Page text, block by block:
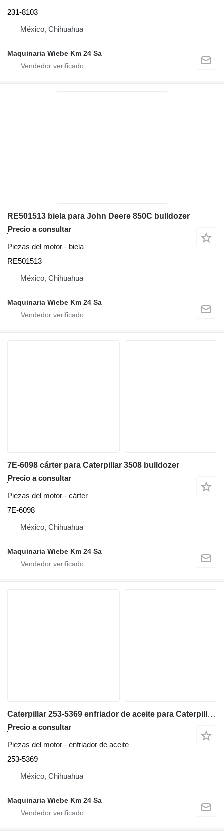
231-8103
México, Chihuahua
Maquinaria Wiebe Km 24 Sa
RE501513 biela para John Deere 850C bulldozer
Precio a consultar
Piezas del motor - biela
RE501513
México, Chihuahua
Maquinaria Wiebe Km 24 Sa
7E-6098 cárter para Caterpillar 3508 bulldozer
Precio a consultar
Piezas del motor - cárter
7E-6098
México, Chihuahua
Maquinaria Wiebe Km 24 Sa
Caterpillar 253-5369 enfriador de aceite para Caterpillar D6T bulldozer
Precio a consultar
Piezas del motor - enfriador de aceite
253-5369
México, Chihuahua
Maquinaria Wiebe Km 24 Sa